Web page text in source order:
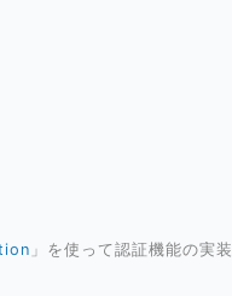
」を使って認証機能の実装